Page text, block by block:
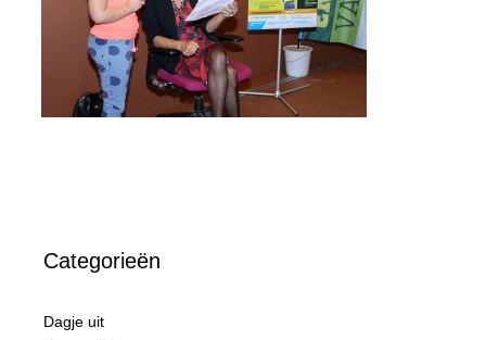
Categorieën
Dagje uit